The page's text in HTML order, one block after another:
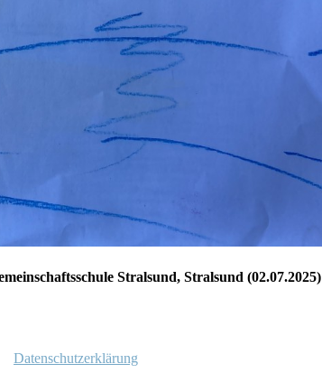
Stralsund, Stralsund (02.07.2025)
Datenschutzerklärung